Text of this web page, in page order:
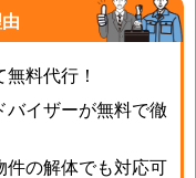
料代行！
バイザーが無料で徹
件の解体でも対応可